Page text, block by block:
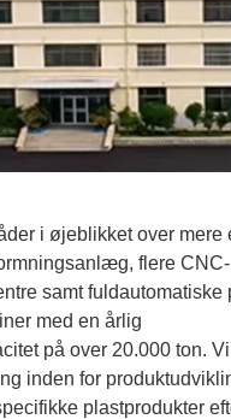
i øjeblikket over mere
flere CNC-
samt fuldautomatiske
med en årlig
på over 20.000 ton.
inden for
plastprodukter